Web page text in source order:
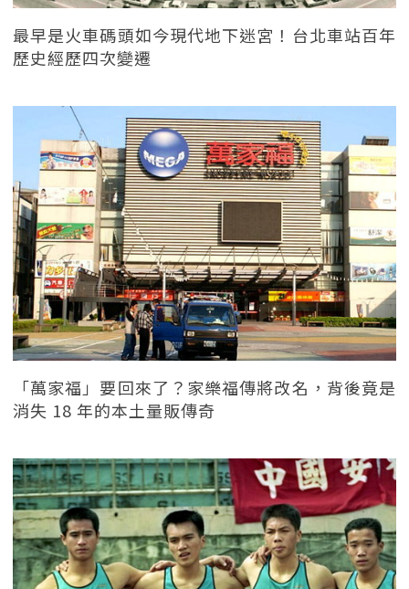
最早是火車碼頭如今現代地下迷宮！台北車站百年
歷史經歷四次變遷
「萬家福」要回來了？家樂福傳將改名，背後竟是
消失 18 年的本土量販傳奇